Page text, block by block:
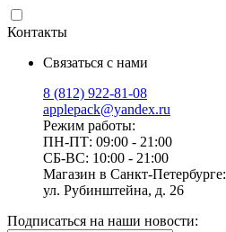
Контакты
Связаться с нами
8 (812) 922-81-08
applepack@yandex.ru
Режим работы:
ПН-ПТ: 09:00 - 21:00
СБ-ВС: 10:00 - 21:00
Магазин в Санкт-Петербурге:
ул. Рубинштейна, д. 26
Подписаться на наши новости: